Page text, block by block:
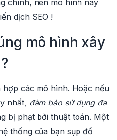
chính, nên mô hình này
dịch SEO !
mô hình xây
hợp các mô hình. Hoặc nếu
nhất, đảm bảo sử dụng đa
bị phạt bởi thuật toán. Một
thống của bạn sụp đổ